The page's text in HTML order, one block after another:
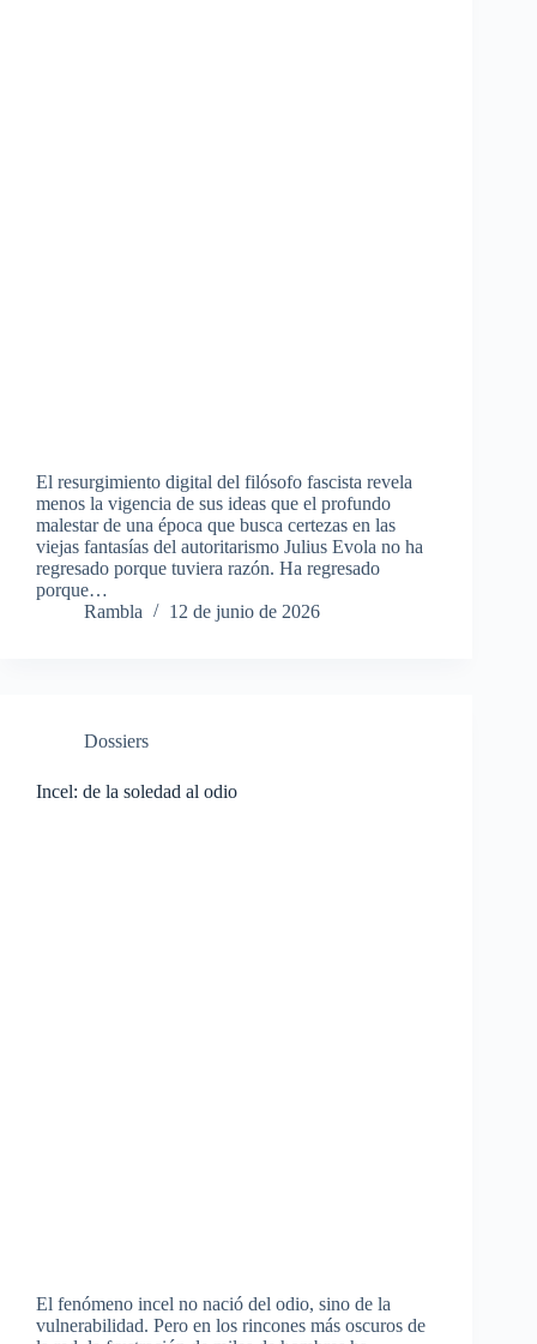
El resurgimiento digital del filósofo fascista revela
menos la vigencia de sus ideas que el profundo
malestar de una época que busca certezas en las
viejas fantasías del autoritarismo Julius Evola no ha
regresado porque tuviera razón. Ha regresado
porque…
Rambla
12 de junio de 2026
Dossiers
Incel: de la soledad al odio
El fenómeno incel no nació del odio, sino de la
vulnerabilidad. Pero en los rincones más oscuros de